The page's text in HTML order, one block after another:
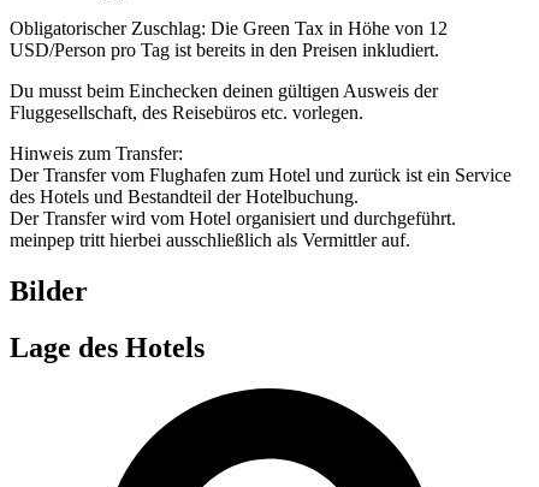
Obligatorischer Zuschlag: Die Green Tax in Höhe von 12
USD/Person pro Tag ist bereits in den Preisen inkludiert.
Du musst beim Einchecken deinen gültigen Ausweis der
Fluggesellschaft, des Reisebüros etc. vorlegen.
Hinweis zum Transfer:
Der Transfer vom Flughafen zum Hotel und zurück ist ein Service
des Hotels und Bestandteil der Hotelbuchung.
Der Transfer wird vom Hotel organisiert und durchgeführt.
meinpep tritt hierbei ausschließlich als Vermittler auf.
Bilder
Lage des Hotels